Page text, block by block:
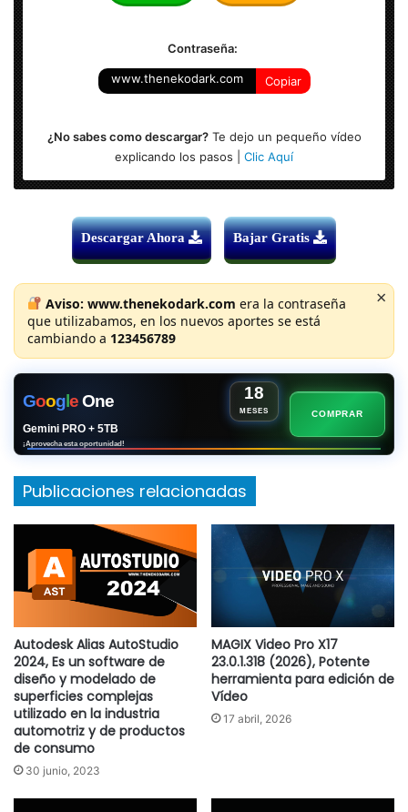
Contraseña:
www.thenekodark.com Copiar
¿No sabes como descargar?Te dejo un pequeño vídeo
explicando los pasos | Clic Aquí
Descargar Ahora Bajar Gratis
Aviso: www.thenekodark.com era la contraseña
que utilizabamos, en los nuevos aportes se está
cambiando a 123456789
×
GoogeOne 18
MESES
Gemini PRO + 5TB
¡Aprovecha esta oportunidad!
COMPRAR
Publicaciones relacionadas
Autodesk Alias AutoStudio
2024, Es un software de
diseño y modelado de
superficies complejas
utilizado en la industria
automotriz y de productos
de consumo
30 junio, 2023
MAGIX Video Pro X17
23.0.1.318 (2026), Potente
herramienta para edición de
Vídeo
17 abril, 2026